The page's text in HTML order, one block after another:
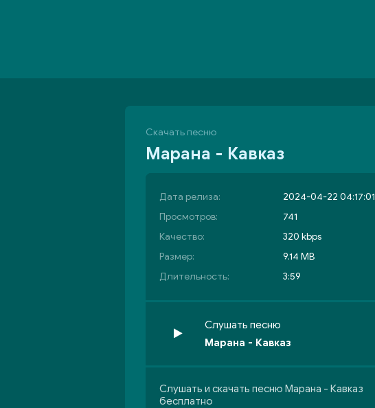
Скачать песню
Марана - Кавказ
Дата релиза:
2024-04-22 04:17:01
Просмотров:
741
Качество:
320 kbps
Размер:
9.14 MB
Длительность:
3:59
Слушать песню
Марана - Кавказ
Слушать и скачать песню Марана - Кавказ
бесплатно